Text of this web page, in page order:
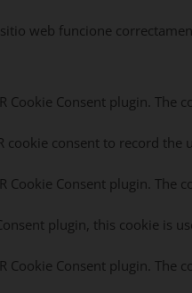
web funcione
Cookie Consent plugin.
cookie consent to record
Cookie Consent plugin.
plugin, this cookie is
Cookie Consent plugin. The